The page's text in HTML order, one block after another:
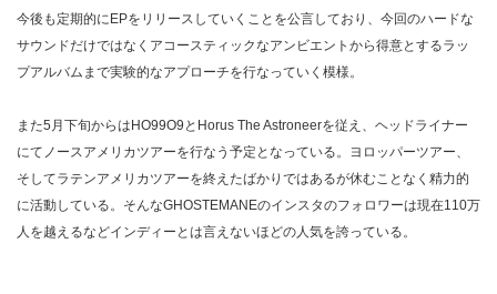
今後も定期的にEPをリリースしていくことを公言しており、今回のハードな
サウンドだけではなくアコースティックなアンビエントから得意とするラッ
プアルバムまで実験的なアプローチを行なっていく模様。
また5月下旬からはHO99O9とHorus The Astroneerを従え、ヘッドライナー
にてノースアメリカツアーを行なう予定となっている。ヨロッパーツアー、
そしてラテンアメリカツアーを終えたばかりではあるが休むことなく精力的
に活動している。そんなGHOSTEMANEのインスタのフォロワーは現在110万
人を越えるなどインディーとは言えないほどの人気を誇っている。